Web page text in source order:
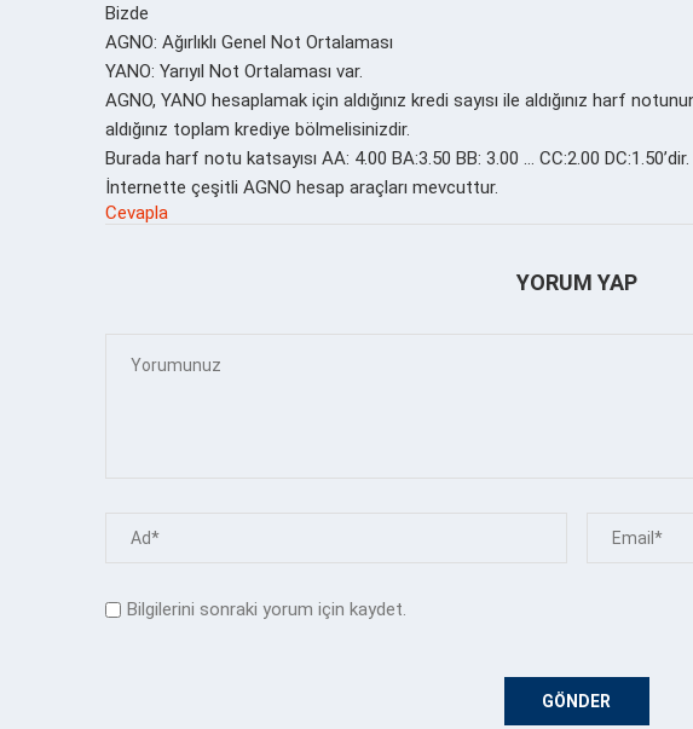
Bizde
AGNO: Ağırlıklı Genel Not Ortalaması
YANO: Yarıyıl Not Ortalaması var.
AGNO, YANO hesaplamak için aldığınız kredi sayısı ile aldığınız harf
aldığınız toplam krediye bölmelisinizdir.
Burada harf notu katsayısı AA: 4.00 BA:3.50 BB: 3.00 … CC:2.00 DC:1.50’dir.
İnternette çeşitli AGNO hesap araçları mevcuttur.
Cevapla
YORUM YAP
Bilgilerini sonraki yorum için kaydet.